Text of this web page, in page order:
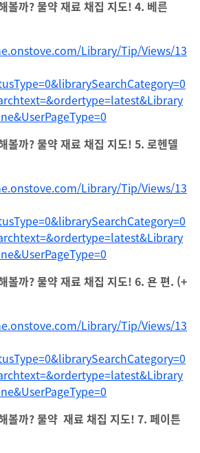
볼까? 물약 재료 채집 지도! 4. 베른
Library/Tip/Views/13
볼까? 물약 재료 채집 지도! 5. 로헨델
Library/Tip/Views/13
볼까? 물약 재료 채집 지도! 6. 욘 편. (+
Library/Tip/Views/13
볼까? 물약 재료 채집 지도! 7. 페이튼